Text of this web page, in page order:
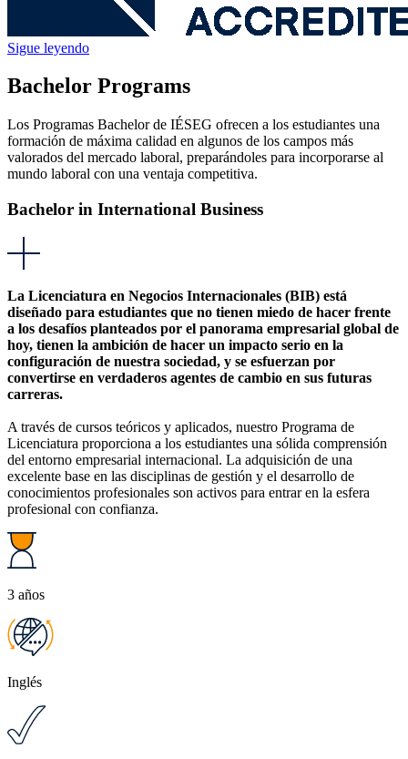
Sigue leyendo
Bachelor Programs
Los Programas Bachelor de IÉSEG ofrecen a los estudiantes una
formación de máxima calidad en algunos de los campos más
valorados del mercado laboral, preparándoles para incorporarse al
mundo laboral con una ventaja competitiva.
Bachelor in International Business
La Licenciatura en Negocios Internacionales (BIB) está
diseñado para estudiantes que no tienen miedo de hacer frente
a los desafíos planteados por el panorama empresarial global de
hoy, tienen la ambición de hacer un impacto serio en la
configuración de nuestra sociedad, y se esfuerzan por
convertirse en verdaderos agentes de cambio en sus futuras
carreras.
A través de cursos teóricos y aplicados, nuestro Programa de
Licenciatura proporciona a los estudiantes una sólida comprensión
del entorno empresarial internacional. La adquisición de una
excelente base en las disciplinas de gestión y el desarrollo de
conocimientos profesionales son activos para entrar en la esfera
profesional con confianza.
3 años
Inglés